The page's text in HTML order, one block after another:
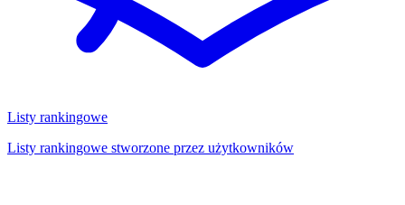
Listy rankingowe
Listy rankingowe stworzone przez użytkowników